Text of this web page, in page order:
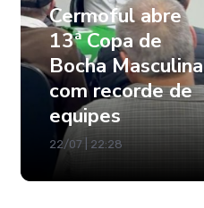
Cermoful abre
13ª Copa de
Bocha Masculina
com recorde de
equipes
22/07 | 22:28